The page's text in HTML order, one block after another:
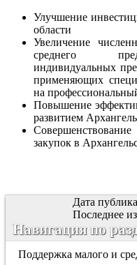
Улучшение
области
Увеличение
среднего
индивидуальных
применяющих
на
Повышение
развитием
закупок в
Дата
Последнее
Навигация по
Поддержка малого и